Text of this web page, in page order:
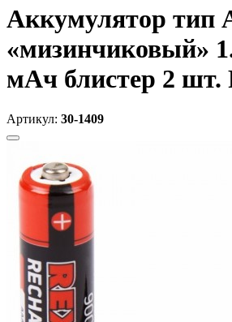
Аккумулятор тип
«мизинчиковый»
мАч блистер 2 шт.
Артикул: 30-1409